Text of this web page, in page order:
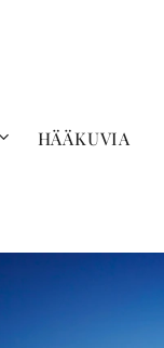
HÄÄKUVIA